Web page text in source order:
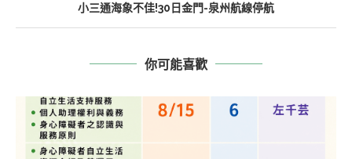
小三通海象不佳!30日金門-泉州航線停航
你可能喜歡